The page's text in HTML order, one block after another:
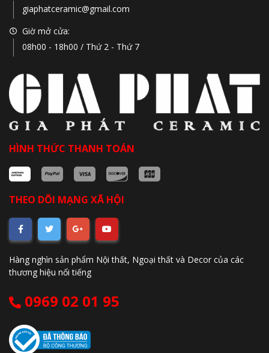
giaphatceramic@gmail.com
Giờ mở cửa:
08h00 - 18h00 / Thứ 2 - Thứ 7
HÌNH THỨC THANH TOÁN
THEO DÕI MẠNG XÃ HỘI
Hàng nghìn sản phẩm Nội thất, Ngoại thất và Decor của các
thương hiệu nổi tiếng
0969 02 01 95